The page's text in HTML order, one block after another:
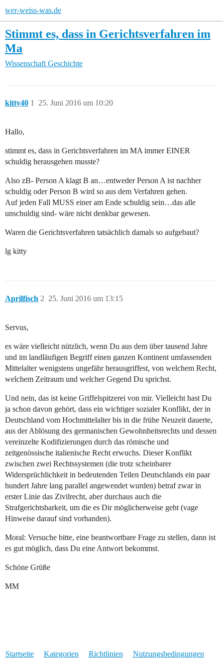
wer-weiss-was.de
Stimmt es, dass in Gerichtsverfahren im
Ma
Wissenschaft Geschichte
kitty40 25. Juni 2016 um 10:20
1
Hallo,
stimmt es, dass in Gerichtsverfahren im MA immer EINER
schuldig herausgehen musste?
Also zB- Person A klagt B an…entweder Person A ist nachher
schuldig oder Person B wird so aus dem Verfahren gehen.
Auf jeden Fall MUSS einer am Ende schuldig sein…das alle
unschuldig sind- wäre nicht denkbar gewesen.
Waren die Gerichtsverfahren tatsächlich damals so aufgebaut?
lg kitty
Aprilfisch 25. Juni 2016 um 13:15
2
Servus,
es wäre vielleicht nützlich, wenn Du aus dem über tausend Jahre
und im landläufigen Begriff einen ganzen Kontinent umfassenden
Mittelalter wenigstens ungefähr herausgriffest, von welchem Recht,
welchem Zeitraum und welcher Gegend Du sprichst.
Und nein, das ist keine Griffelspitzerei von mir. Vielleicht hast Du
ja schon davon gehört, dass ein wichtiger sozialer Konflikt, der in
Deutschland vom Hochmittelalter bis in die frühe Neuzeit dauerte,
aus der Ablösung des germanischen Gewohnheitsrechts und dessen
vereinzelte Kodifizierungen durch das römische und
zeitgenössische italienische Recht erwuchs. Dieser Konflikt
zwischen zwei Rechtssystemen (die trotz scheinbarer
Widersprüchlichkeit in bedeutenden Teilen Deutschlands ein paar
hundert Jahre lang parallel angewendet wurden) betraf zwar in
erster Linie das Zivilrecht, aber durchaus auch die
Strafgerichtsbarkeit, um die es Dir möglicherweise geht (vage
Hinweise darauf sind vorhanden).
Moral: Versuche bitte, eine beantwortbare Frage zu stellen, dann ist
es gut möglich, dass Du eine Antwort bekommst.
Schöne Grüße
MM
Startseite Kategorien Richtlinien Nutzungsbedingungen